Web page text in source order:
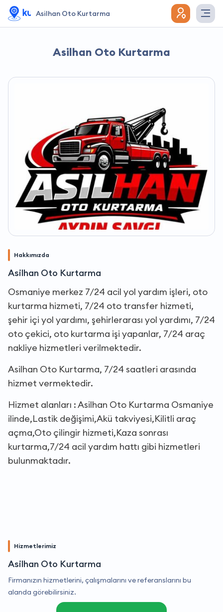
Asilhan Oto Kurtarma
Asilhan Oto Kurtarma
Hakkımızda
Asilhan Oto Kurtarma
Osmaniye merkez 7/24 acil yol yardım işleri, oto
kurtarma hizmeti, 7/24 oto transfer hizmeti,
şehir içi yol yardımı, şehirlerarası yol yardımı, 7/24
oto çekici, oto kurtarma işi yapanlar, 7/24 araç
nakliye hizmetleri verilmektedir.
Asilhan Oto Kurtarma, 7/24 saatleri arasında
hizmet vermektedir.
Hizmet alanları : Asilhan Oto Kurtarma Osmaniye
ilinde,Lastik değişimi,Akü takviyesi,Kilitli araç
açma,Oto çilingir hizmeti,Kaza sonrası
kurtarma,7/24 acil yardım hattı gibi hizmetleri
bulunmaktadır.
Hizmetlerimiz
Asilhan Oto Kurtarma
Firmanızın hizmetlerini, çalışmalarını ve referanslarını bu
alanda görebilirsiniz.